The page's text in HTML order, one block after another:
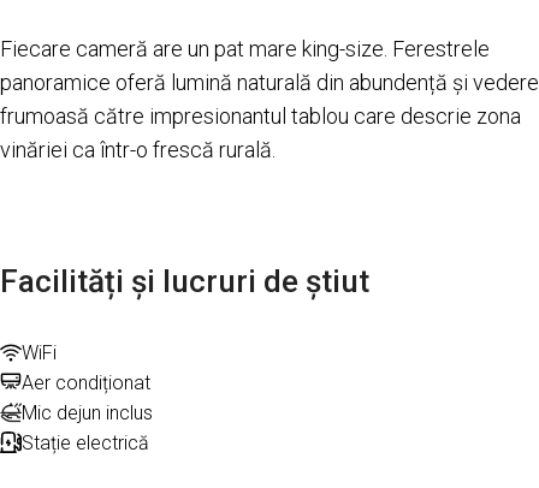
Fiecare cameră are un pat mare king-size. Ferestrele
panoramice oferă lumină naturală din abundență și vedere
frumoasă către impresionantul tablou care descrie zona
vinăriei ca într-o frescă rurală.
Facilități și lucruri de știut
WiFi
Aer condiționat
Mic dejun inclus
Stație electrică